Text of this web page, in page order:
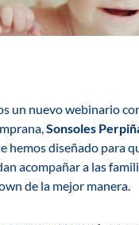
un nuevo webinario
Sonsoles
hemos diseñado para
acompañar a las
de la mejor manera.